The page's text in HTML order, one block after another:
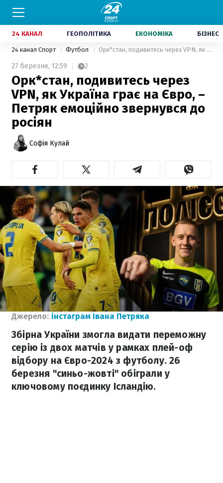
24 КАНАЛ ГЕОПОЛІТИКА ЕКОНОМІКА БІЗНЕС
24 канал Спорт Футбол Орк*стан, подивитесь через VPN, як Україна грає на Євро, – Петряк емоційно звернувся до росіян
27 березня, 12:59 2
Орк*стан, подивитесь через
VPN, як Україна грає на Євро, –
Петряк емоційно звернувся до
росіян
Софія Кулай
Джерело: інстаграм Івана Петряка
Збірна України змогла видати переможну
серію із двох матчів у рамках плей-оф
відбору на Євро-2024 з футболу. 26
березня "синьо-жовті" обіграли у
ключовому поєдинку Ісландію.